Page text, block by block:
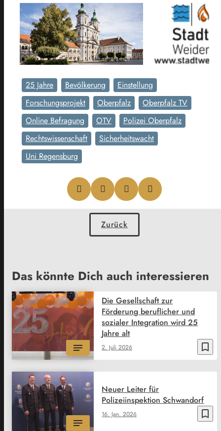
25 Jahre Bevölkerung
Einstellung
Forschungsprojekt
Oberpfalz
Oberpfalz TV
Online Befragung
OTV
Polizei Oberpfalz
Rechtswissenschaft
Sicherheitswacht
Uni Regensburg
Zurück
Das könnte Dich auch interessieren
bookmark_border
2. Juli 2026
Die Gesellschaft zur
Förderung beruflicher und
sozialer Integration wird 25
Jahre alt
bookmark_border
16. Jan. 2026
Neuer Leiter für
Polizeiinspektion Schwandorf